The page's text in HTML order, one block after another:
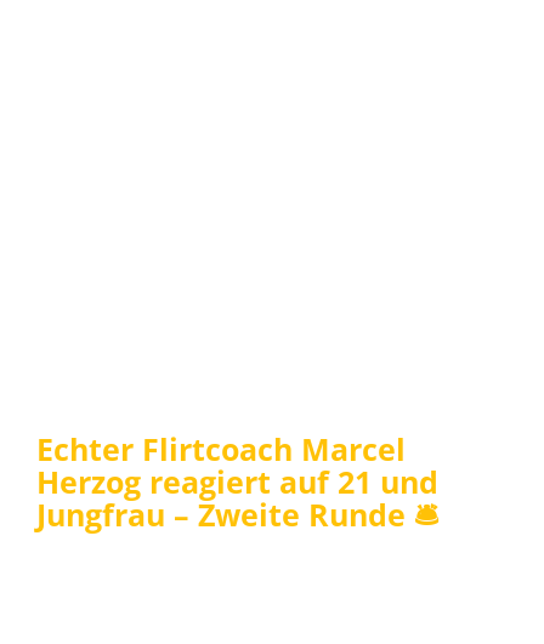
Echter Flirtcoach Marcel
Herzog reagiert auf 21 und
Jungfrau – Zweite Runde 🛎